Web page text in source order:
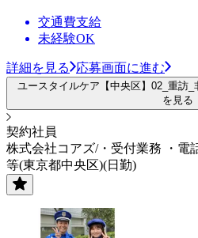
交通費支給
未経験OK
詳細を見る 応募画面に進む
ユースタイルケア【中央区】02_重訪
を見る
契約社員
株式会社コアズ/・受付業務 ・電
等(東京都中央区)(日勤)